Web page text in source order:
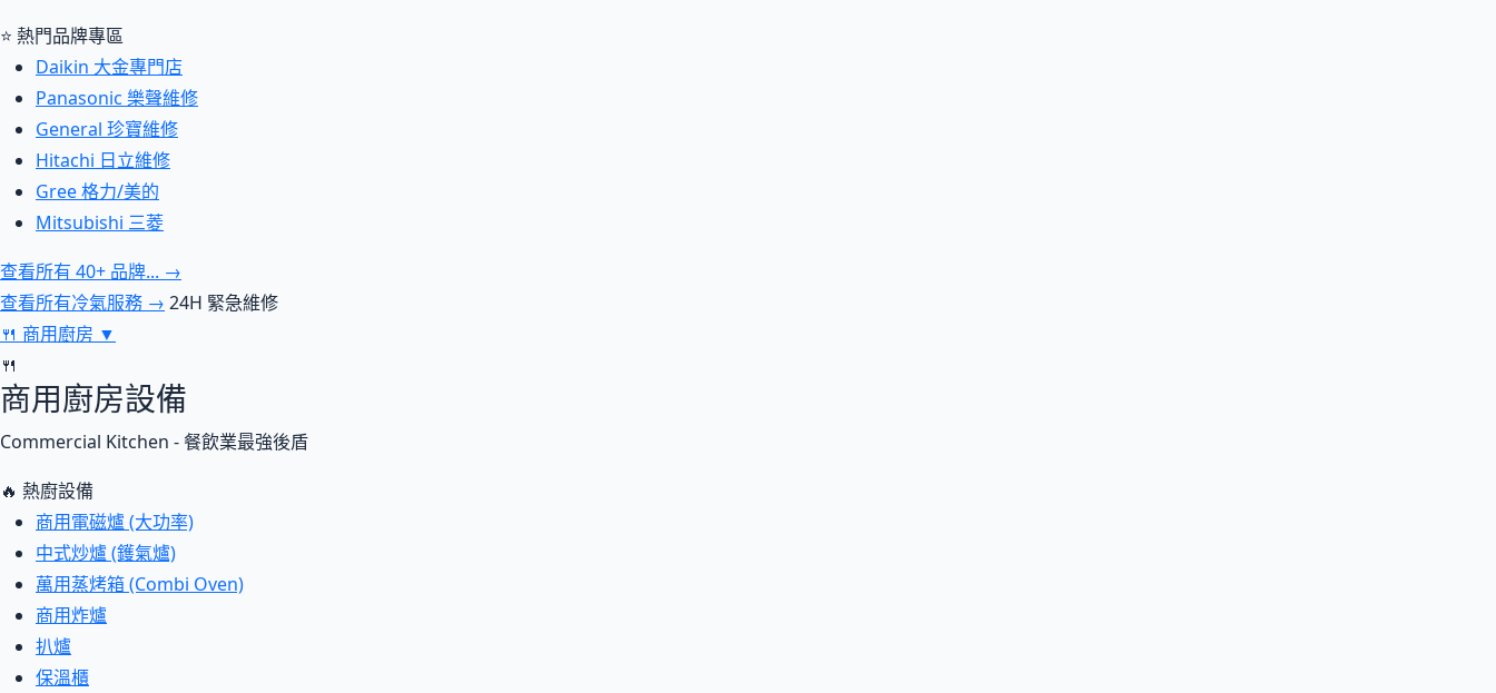
⭐ 熱門品牌專區
Daikin 大金專門店
Panasonic 樂聲維修
General 珍寶維修
Hitachi 日立維修
Gree 格力/美的
Mitsubishi 三菱
查看所有 40+ 品牌... →
查看所有冷氣服務 → 24H 緊急維修
🍴 商用廚房 ▼
🍴
商用廚房設備
Commercial Kitchen - 餐飲業最強後盾
🔥 熱廚設備
商用電磁爐 (大功率)
中式炒爐 (鑊氣爐)
萬用蒸烤箱 (Combi Oven)
商用炸爐
扒爐
保溫櫃